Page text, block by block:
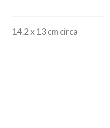
14.2 x 13 cm circa